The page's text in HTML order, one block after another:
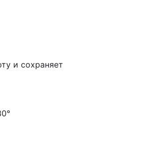
и сохраняет